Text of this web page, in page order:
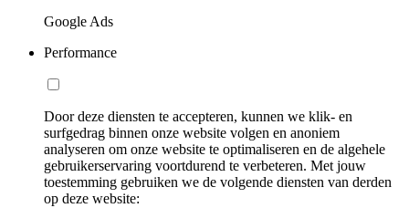
Google Ads
Performance
Door deze diensten te accepteren, kunnen we klik- en
surfgedrag binnen onze website volgen en anoniem
analyseren om onze website te optimaliseren en de algehele
gebruikerservaring voortdurend te verbeteren. Met jouw
toestemming gebruiken we de volgende diensten van derden
op deze website: